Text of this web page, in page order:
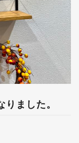
ました。